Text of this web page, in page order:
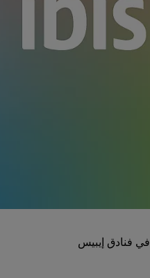
في فنادق إيبيس